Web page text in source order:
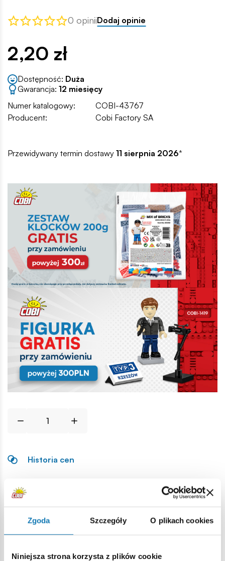
Zgoda Szczegóły O plikach cookies
Niniejsza strona korzysta z plików cookie
0 opiniiDodaj opinie
2,20 zł
Dostępność: Duża
Gwarancja: 12 miesięcy
Numer katalogowy:
COBI-43767
Producent:
Cobi Factory SA
Przewidywany termin dostawy 11 sierpnia 2026*
Historia cen
Opis
Lokalizacja produktu: